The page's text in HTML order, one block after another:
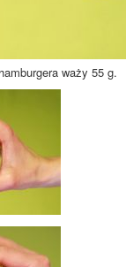
waży 55 g.